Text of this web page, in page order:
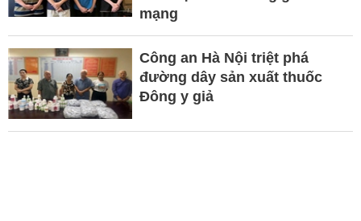
mạng
Công an Hà Nội triệt phá
đường dây sản xuất thuốc
Đông y giả